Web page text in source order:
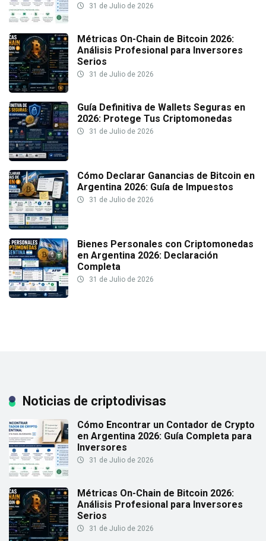
31 de Julio de 2026
Métricas On-Chain de Bitcoin 2026:
Análisis Profesional para Inversores
Serios
31 de Julio de 2026
Guía Definitiva de Wallets Seguras en
2026: Protege Tus Criptomonedas
31 de Julio de 2026
Cómo Declarar Ganancias de Bitcoin en
Argentina 2026: Guía de Impuestos
31 de Julio de 2026
Bienes Personales con Criptomonedas
en Argentina 2026: Declaración
Completa
31 de Julio de 2026
Noticias de criptodivisas
Cómo Encontrar un Contador de Crypto
en Argentina 2026: Guía Completa para
Inversores
31 de Julio de 2026
Métricas On-Chain de Bitcoin 2026:
Análisis Profesional para Inversores
Serios
31 de Julio de 2026